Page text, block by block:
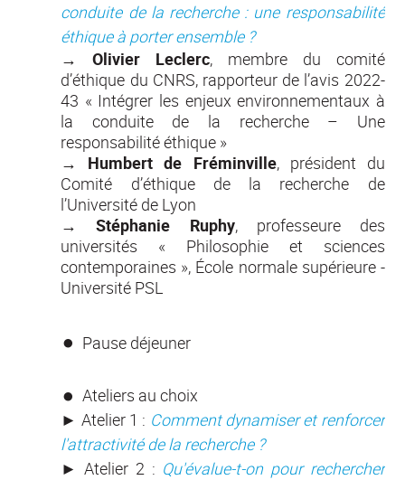
conduite de la recherche : une responsabilité
éthique à porter ensemble ?
→Olivier Leclerc, membre du comité
d’éthique du CNRS, rapporteur de l’avis 2022-
43 « Intégrer les enjeux environnementaux à
la conduite de la recherche – Une
responsabilité éthique »
→ Humbert de Fréminville, président du
Comité d’éthique de la recherche de
l’Université de Lyon
→Stéphanie Ruphy, professeure des
universités « Philosophie et sciences
contemporaines », École normale supérieure -
Université PSL
Pause déjeuner
Ateliers au choix
► Atelier 1 : Comment dynamiser et renforcer
l'attractivité de la recherche ?
►Atelier 2 : Qu'évalue-t-on pour rechercher